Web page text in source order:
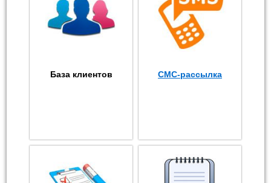
База клиентов СМС-рассылка